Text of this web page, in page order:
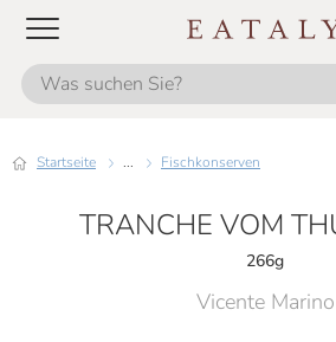
Startseite ... Fischkonserven
TRANCHE VOM
266g
Vicente Marino